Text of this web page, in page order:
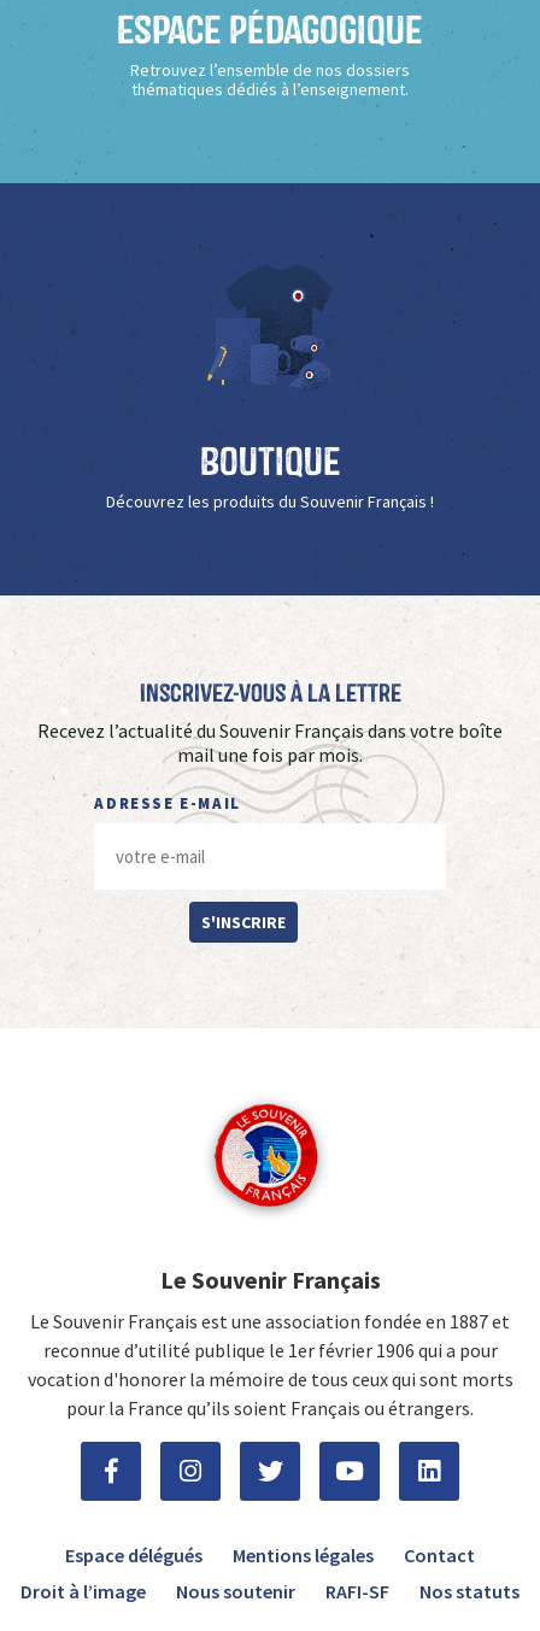
Espace Pédagogique
Retrouvez l’ensemble de nos dossiers
thématiques dédiés à l’enseignement.
Boutique
Découvrez les produits du Souvenir Français !
Inscrivez-vous à La Lettre
Recevez l’actualité du Souvenir Français dans votre boîte
mail une fois par mois.
ADRESSE E-MAIL
S'INSCRIRE
Le Souvenir Français
Le Souvenir Français est une association fondée en 1887 et
reconnue d’utilité publique le 1er février 1906 qui a pour
vocation d'honorer la mémoire de tous ceux qui sont morts
pour la France qu’ils soient Français ou étrangers.
Espace délégués Mentions légales
Contact
Droit à l’image
Nous soutenir RAFI-SF Nos statuts